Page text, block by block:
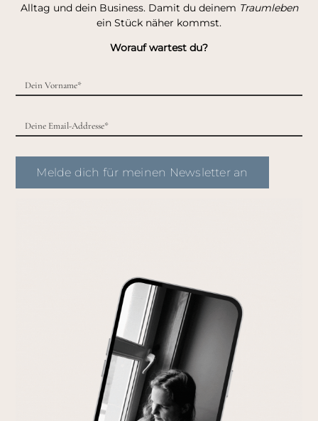
Alltag und dein Business. Damit du deinem Traumleben
ein Stück näher kommst.
Worauf wartest du?
Melde dich für meinen Newsletter an